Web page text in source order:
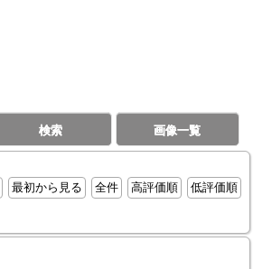
検索 画像一覧
最初から見る 全件 高評価順
低評価順